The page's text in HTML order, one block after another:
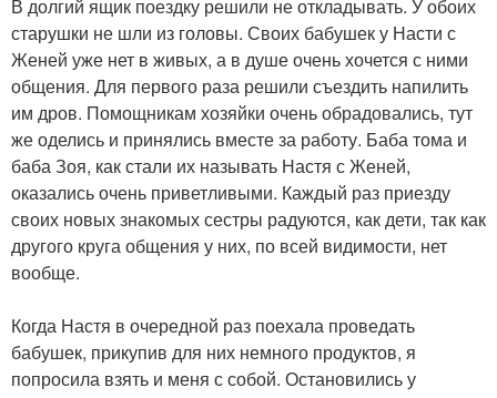
В долгий ящик поездку решили не откладывать. У обоих
старушки не шли из головы. Своих бабушек у Насти с
Женей уже нет в живых, а в душе очень хочется с ними
общения. Для первого раза решили съездить напилить
им дров. Помощникам хозяйки очень обрадовались, тут
же оделись и принялись вместе за работу. Баба тома и
баба Зоя, как стали их называть Настя с Женей,
оказались очень приветливыми. Каждый раз приезду
своих новых знакомых сестры радуются, как дети, так как
другого круга общения у них, по всей видимости, нет
вообще.
Когда Настя в очередной раз поехала проведать
бабушек, прикупив для них немного продуктов, я
попросила взять и меня с собой. Остановились у